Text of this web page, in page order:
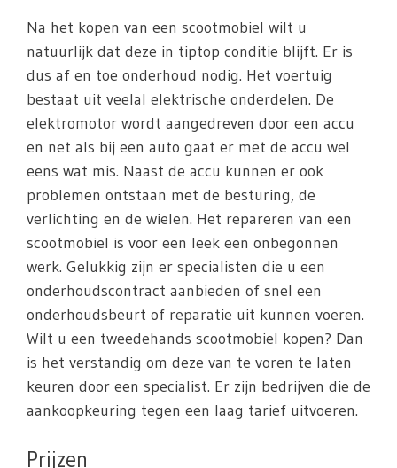
Na het kopen van een scootmobiel wilt u
natuurlijk dat deze in tiptop conditie blijft. Er is
dus af en toe onderhoud nodig. Het voertuig
bestaat uit veelal elektrische onderdelen. De
elektromotor wordt aangedreven door een accu
en net als bij een auto gaat er met de accu wel
eens wat mis. Naast de accu kunnen er ook
problemen ontstaan met de besturing, de
verlichting en de wielen. Het repareren van een
scootmobiel is voor een leek een onbegonnen
werk. Gelukkig zijn er specialisten die u een
onderhoudscontract aanbieden of snel een
onderhoudsbeurt of reparatie uit kunnen voeren.
Wilt u een tweedehands scootmobiel kopen? Dan
is het verstandig om deze van te voren te laten
keuren door een specialist. Er zijn bedrijven die de
aankoopkeuring tegen een laag tarief uitvoeren.
Prijzen